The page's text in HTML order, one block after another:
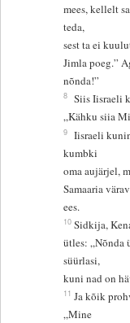
mees, kellelt
teda,
sest ta ei
Jimla poeg.”
nõnda!”
8 Siis Iisraeli
„Kähku siia
9 Iisraeli
kumbki
oma aujärjel,
Samaaria
ees.
10 Sidkija,
ütles: „Nõnda
süürlasi,
kuni nad on
11 Ja kõik
„Mine